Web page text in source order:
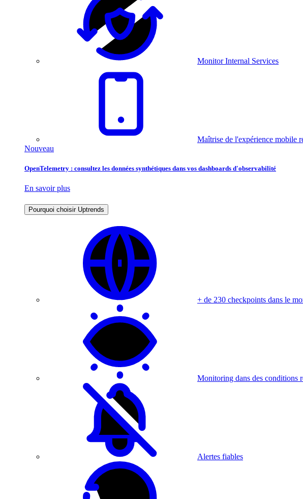
Monitor Internal Services
Maîtrise de l'expérience mobile
Nouveau
OpenTelemetry : consultez les données synthétiques dans vos dashboards d'observabilité
En savoir plus
Pourquoi choisir Uptrends
+ de 230 checkpoints dans le
Monitoring dans des conditions
Alertes fiables